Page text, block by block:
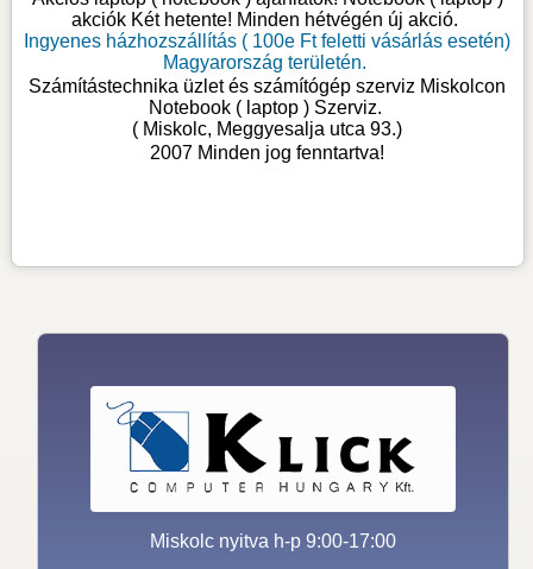
akciók Két hetente! Minden hétvégén új akció.
Ingyenes házhozszállítás ( 100e Ft feletti vásárlás esetén)
Magyarország területén.
Számítástechnika üzlet és számítógép szerviz Miskolcon
Notebook ( laptop ) Szerviz.
( Miskolc, Meggyesalja utca 93.)
2007 Minden jog fenntartva!
Miskolc nyitva h-p 9:00-17:00